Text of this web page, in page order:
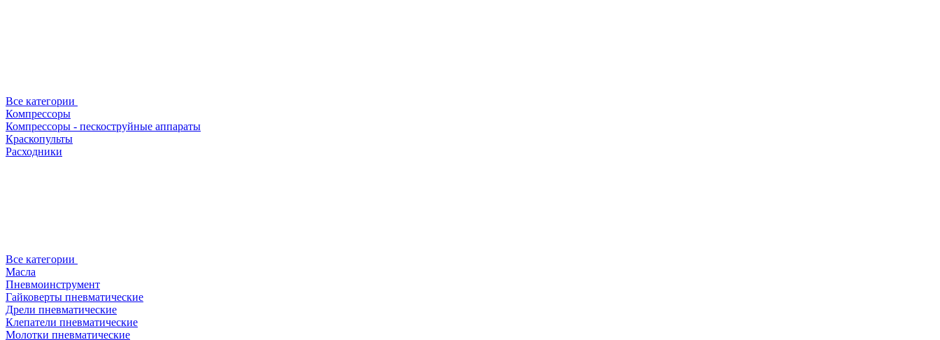
Все категории
Компрессоры
Компрессоры - пескоструйные аппараты
Краскопульты
Расходники
Все категории
Масла
Пневмоинструмент
Гайковерты пневматические
Дрели пневматические
Клепатели пневматические
Молотки пневматические